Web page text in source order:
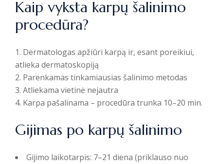
Kaip vyksta karpų šalinimo
procedūra?
Dermatologas apžiūri karpą ir, esant poreikiui,
atliekadermatoskopiją
Parenkamas tinkamiausias šalinimo metodas
Atliekama vietinė nejautra
Karpa pašalinama – procedūra trunka 10–20 min.
Gijimas po karpų šalinimo
Gijimo laikotarpis: 7–21 diena (priklauso nuo